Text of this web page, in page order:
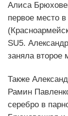
Алиса
первое место
SU5.
заняла второе
Также
Рамин
серебро в